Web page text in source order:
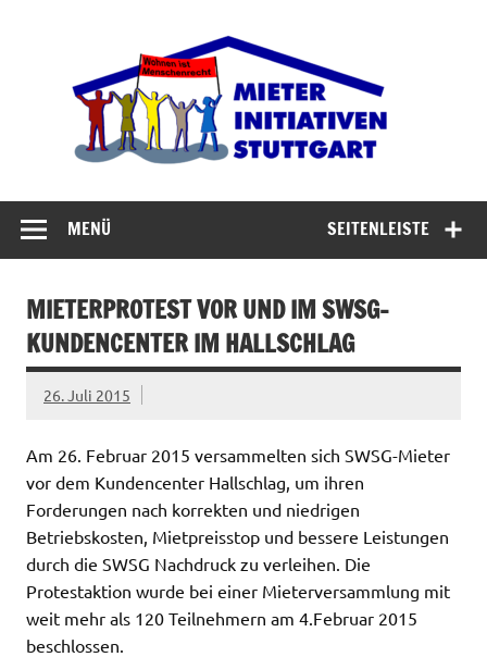
verteidigen
SEITENLEISTE
MENÜ
MIETERPROTEST VOR UND IM SWSG-
KUNDENCENTER IM HALLSCHLAG
26. Juli 2015
Am 26. Februar 2015 versammelten sich SWSG-Mieter
vor dem Kundencenter Hallschlag, um ihren
Forderungen nach korrekten und niedrigen
Betriebskosten, Mietpreisstop und bessere Leistungen
durch die SWSG Nachdruck zu verleihen. Die
Protestaktion wurde bei einer Mieterversammlung mit
weit mehr als 120 Teilnehmern am 4.Februar 2015
beschlossen.